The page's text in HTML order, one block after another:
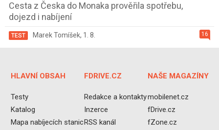
Cesta z Česka do Monaka prověřila spotřebu,
dojezd i nabíjení
16
TEST Marek Tomíšek, 1. 8.
HLAVNÍ OBSAH
Testy
Katalog
Mapa nabíjecích stanic
FDRIVE.CZ
Redakce a kontakty
Inzerce
RSS kanál
NAŠE MAGAZÍNY
mobilenet.cz
fDrive.cz
fZone.cz